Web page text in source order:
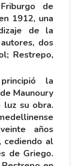
de
1912, una
de la
dos
Restrepo,
la
Maunoury
luz su obra.
años
cediendo al
de Griego.